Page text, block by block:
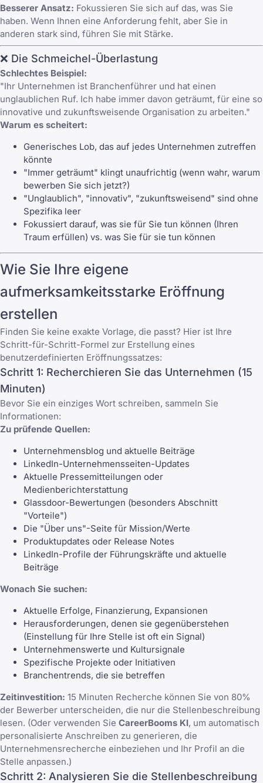
Besserer Ansatz: Fokussieren Sie sich auf das, was Sie
haben. Wenn Ihnen eine Anforderung fehlt, aber Sie in
anderen stark sind, führen Sie mit Stärke.
❌ Die Schmeichel-Überlastung
Schlechtes Beispiel:
"Ihr Unternehmen ist Branchenführer und hat einen
unglaublichen Ruf. Ich habe immer davon geträumt, für eine so
innovative und zukunftsweisende Organisation zu arbeiten."
Warum es scheitert:
Generisches Lob, das auf jedes Unternehmen zutreffen
könnte
"Immer geträumt" klingt unaufrichtig (wenn wahr, warum
bewerben Sie sich jetzt?)
"Unglaublich", "innovativ", "zukunftsweisend" sind ohne
Spezifika leer
Fokussiert darauf, was sie für Sie tun können (Ihren
Traum erfüllen) vs. was Sie für sie tun können
Wie Sie Ihre eigene
aufmerksamkeitsstarke Eröffnung
erstellen
Finden Sie keine exakte Vorlage, die passt? Hier ist Ihre
Schritt-für-Schritt-Formel zur Erstellung eines
benutzerdefinierten Eröffnungssatzes:
Schritt 1: Recherchieren Sie das Unternehmen (15
Minuten)
Bevor Sie ein einziges Wort schreiben, sammeln Sie
Informationen:
Zu prüfende Quellen:
Unternehmensblog und aktuelle Beiträge
LinkedIn-Unternehmensseiten-Updates
Aktuelle Pressemitteilungen oder
Medienberichterstattung
Glassdoor-Bewertungen (besonders Abschnitt
"Vorteile")
Die "Über uns"-Seite für Mission/Werte
Produktupdates oder Release Notes
LinkedIn-Profile der Führungskräfte und aktuelle
Beiträge
Wonach Sie suchen:
Aktuelle Erfolge, Finanzierung, Expansionen
Herausforderungen, denen sie gegenüberstehen
(Einstellung für Ihre Stelle ist oft ein Signal)
Unternehmenswerte und Kultursignale
Spezifische Projekte oder Initiativen
Branchentrends, die sie betreffen
Zeitinvestition: 15 Minuten Recherche können Sie von 80%
der Bewerber unterscheiden, die nur die Stellenbeschreibung
lesen. (Oder verwenden Sie CareerBooms KI, um automatisch
personalisierte Anschreiben zu generieren, die
Unternehmensrecherche einbeziehen und Ihr Profil an die
Stelle anpassen.)
Schritt 2: Analysieren Sie die Stellenbeschreibung